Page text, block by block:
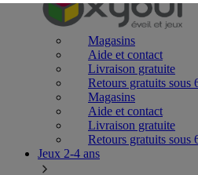
Magasins
Aide et contact
Livraison gratuite
Retours gratuits sous
Magasins
Aide et contact
Livraison gratuite
Retours gratuits sous
Jeux 2-4 ans